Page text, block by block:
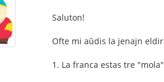
Saluton!
Ofte mi aŭdis la jenajn
1. La franca estas tre